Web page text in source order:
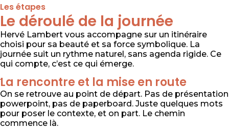
Les étapes
Le déroulé de la journée
Hervé Lambert vous accompagne sur un itinéraire
choisi pour sa beauté et sa force symbolique. La
journée suit un rythme naturel, sans agenda rigide. Ce
qui compte, c’est ce qui émerge.
1
La rencontre et la mise en route
On se retrouve au point de départ. Pas de présentation
powerpoint, pas de paperboard. Juste quelques mots
pour poser le contexte, et on part. Le chemin
commence là.